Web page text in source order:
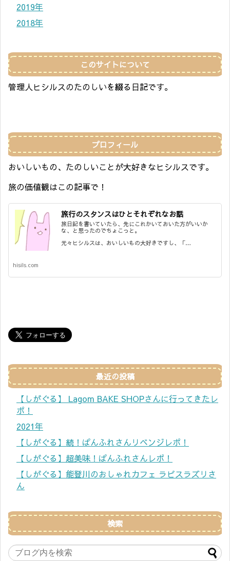
2019年
2018年
このサイトについて
管理人ヒシルスのたのしいを綴る日記です。
プロフィール
おいしいもの、たのしいことが大好きなヒシルスです。
旅の価値観はこの記事で！
旅行のスタンスはひとそれぞれなお話
旅日記を書いていたら、先にこれかいておいた方がいいか
な、と思ったのでちょこっと。
元々ヒシルスは、おいしいもの大好きですし、「…
hisils.com
最近の投稿
【しがぐる】 Lagom BAKE SHOPさんに行ってきたレ
ポ！
2021年
【しがぐる】続！ぱんふれさんリベンジレポ！
【しがぐる】超美味！ぱんふれさんレポ！
【しがぐる】能登川のおしゃれカフェ ラピスラズリさ
ん
検索